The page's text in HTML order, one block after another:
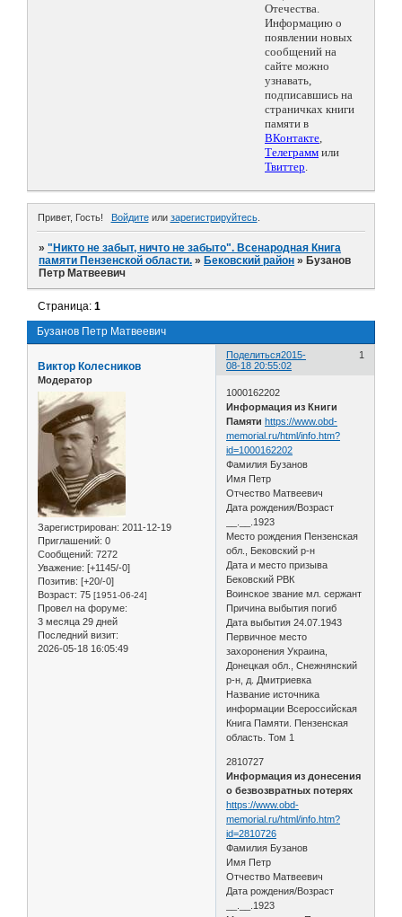
Отечества.
Информацию о
появлении новых
сообщений на
сайте можно
узнавать,
подписавшись на
страничках книги
памяти в
ВКонтакте,
Телеграмм или
Твиттер.
Привет, Гость! Войдитеили зарегистрируйтесь.
»"Никто не забыт, ничто не забыто". Всенародная Книга
памяти Пензенской области. » Бековский район » Бузанов
Петр Матвеевич
Бузанов Петр Матвеевич
Страница:1
Поделиться 1
2015-
08-18 20:55:02
Виктор Колесников
Модератор
Зарегистрирован: 2011-12-19
Приглашений: 0
Сообщений: 7272
Уважение: [+1145/-0]
Позитив: [+20/-0]
Возраст: 75 [1951-06-24]
Провел на форуме:
3 месяца 29 дней
Последний визит:
2026-05-18 16:05:49
1000162202
Информация из Книги
Памяти https://www.obd-
memorial.ru/html/info.htm?
id=1000162202
Фамилия Бузанов
Имя Петр
Отчество Матвеевич
Дата рождения/Возраст
__.__.1923
Место рождения Пензенская
обл., Бековский р-н
Дата и место призыва
Бековский РВК
Воинское звание мл. сержант
Причина выбытия погиб
Дата выбытия 24.07.1943
Первичное место
захоронения Украина,
Донецкая обл., Снежнянский
р-н, д. Дмитриевка
Название источника
информации Всероссийская
Книга Памяти. Пензенская
область. Том 1
2810727
Информация из донесения
о безвозвратных потерях
https://www.obd-
memorial.ru/html/info.htm?
id=2810726
Фамилия Бузанов
Имя Петр
Отчество Матвеевич
Дата рождения/Возраст
__.__.1923